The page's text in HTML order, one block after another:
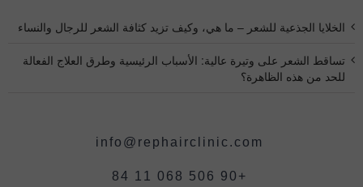
الخلايا الجذعية للشعر – ما هي، وكيف تزيد كثافة الشعر للرجال والنساء
تساقط الشعر على وتيرة عالية: الأسباب الرئيسية وطرق العلاج الفعالة
للحد من هذه الظاهرة؟
+90 506 068 11 84